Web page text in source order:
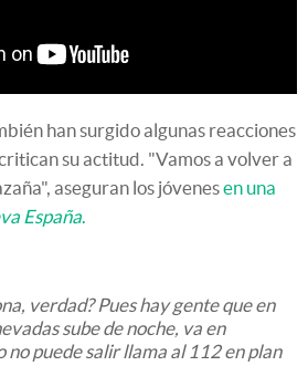
han surgido algunas reacciones
su actitud. "Vamos a volver a
aseguran los jóvenesen una
España.
verdad? Pues hay gente que en
sube de noche, va en
no puede salir llama al 112 en plan